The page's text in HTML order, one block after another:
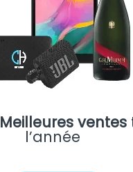
Meilleures ventes
l’année